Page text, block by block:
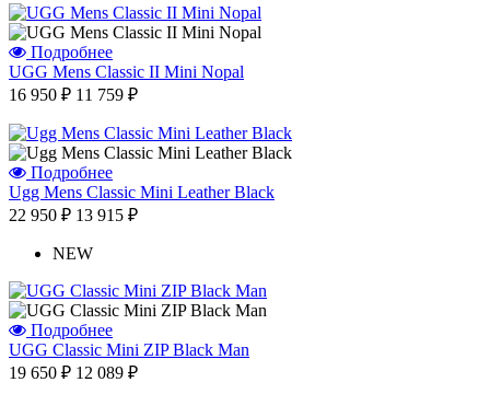
Подробнее
UGG Mens Classic II Mini Nopal
16 950 ₽ 11 759 ₽
Подробнее
Ugg Mens Classic Mini Leather Black
22 950 ₽ 13 915 ₽
NEW
Подробнее
UGG Classic Mini ZIP Black Man
19 650 ₽ 12 089 ₽